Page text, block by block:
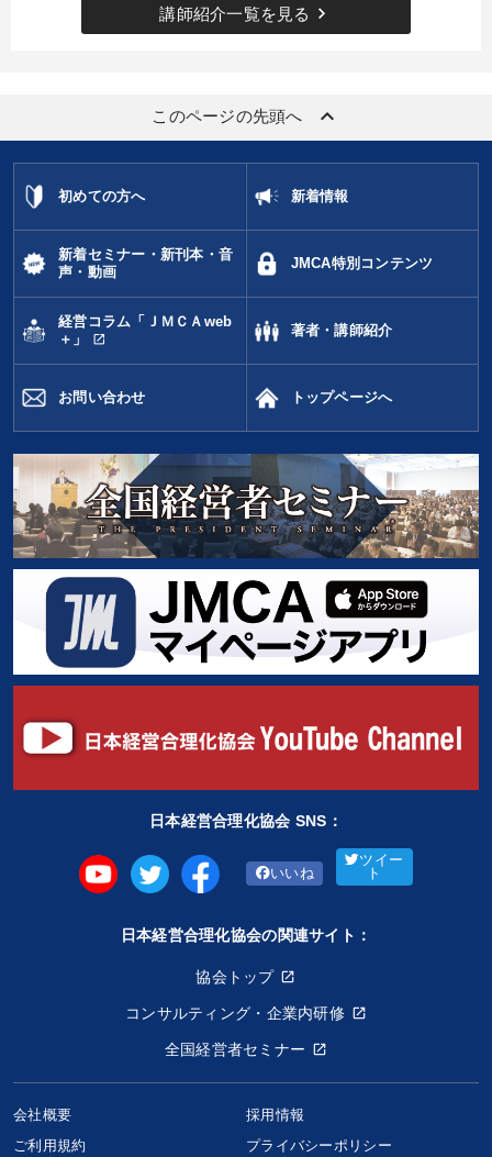
講師紹介一覧を見る keyboard_arrow_right
このページの先頭へ keyboard_arrow_up
初めての方へ 新着情報
新着セミナー・新刊本・音
声・動画
JMCA特別コンテンツ
経営コラム「ＪＭＣＡweb
＋」
open_in_new
著者・講師紹介
お問い合わせ トップページへ
日本経営合理化協会 SNS：
いいね
ツイー
ト
日本経営合理化協会の関連サイト：
協会トップ
コンサルティング・企業内研修
全国経営者セミナー
会社概要
採用情報
ご利用規約
プライバシーポリシー